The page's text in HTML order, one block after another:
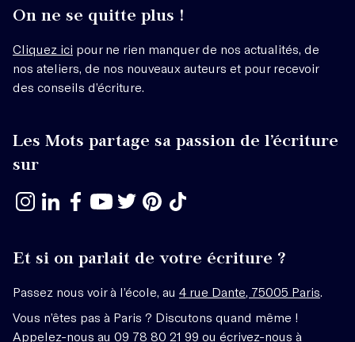
On ne se quitte plus !
Cliquez ici pour ne rien manquer de nos actualités, de
nos ateliers, de nos nouveaux auteurs et pour recevoir
des conseils d’écriture.
Les Mots partage sa passion de l’écriture
sur
Et si on parlait de votre écriture ?
Passez nous voir à l’école, au 4 rue Dante, 75005 Paris
Vous n’êtes pas à Paris ? Discutons quand même !
Appelez-nous au 09 78 80 21 99 ou écrivez-nous à